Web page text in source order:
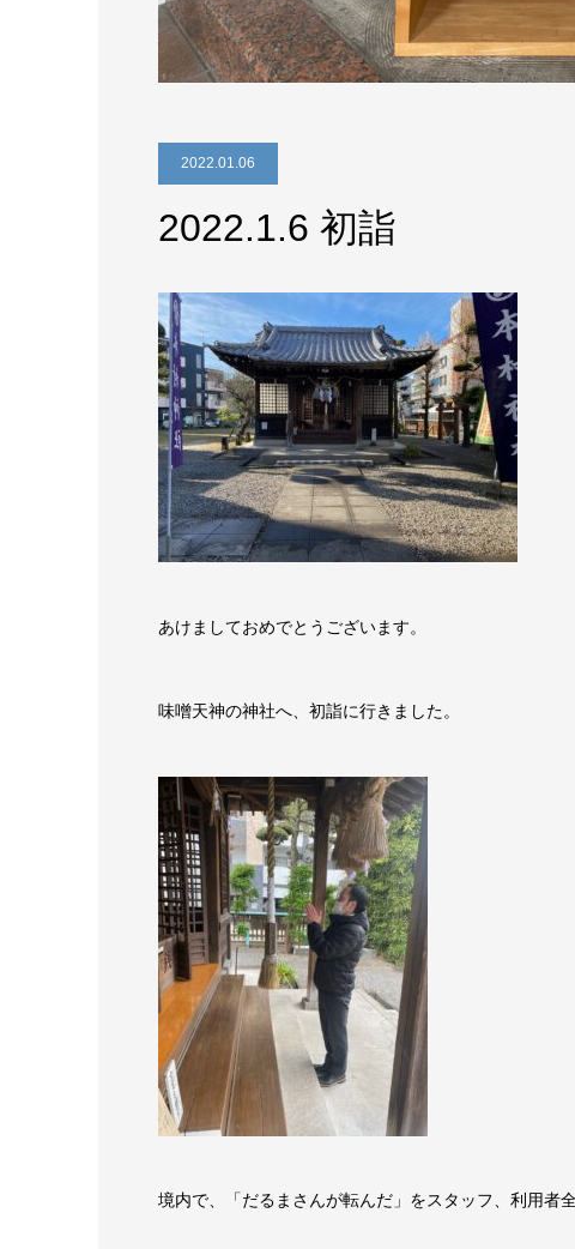
2022.01.06
2022.1.6 初詣
あけましておめでとうございます。
味噌天神の神社へ、初詣に行きました。
境内で、「だるまさんが転んだ」をスタッフ、利用者